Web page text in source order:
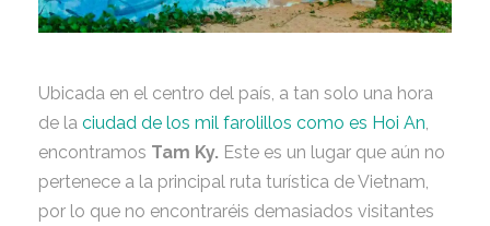
Ubicada en el centro del país, a tan solo una hora
de la ciudad de los mil farolillos como es Hoi An,
encontramos Tam Ky. Este es un lugar que aún no
pertenece a la principal ruta turística de Vietnam,
por lo que no encontraréis demasiados visitantes